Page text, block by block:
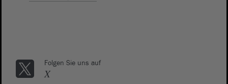
Folgen Sie uns auf
X